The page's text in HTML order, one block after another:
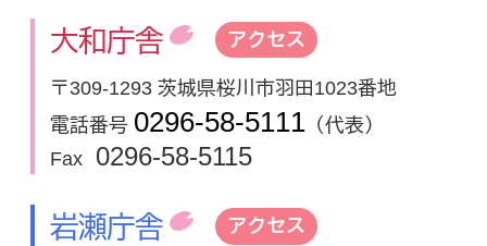
大和庁舎 アクセス
〒309-1293 茨城県桜川市羽田1023番地
電話番号 0296-58-5111 （代表）
Fax
0296-58-5115
岩瀬庁舎 アクセス